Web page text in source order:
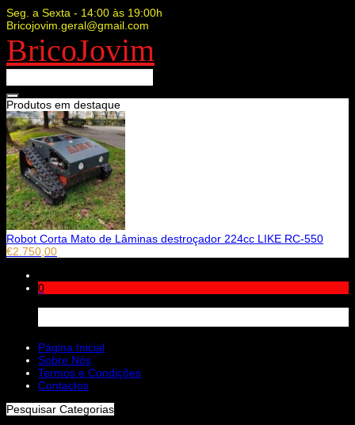
Seg. a Sexta - 14:00 às 19:00h
Bricojovim.geral@gmail.com
BricoJovim
Produtos em destaque
Robot Corta Mato de Lâminas destroçador 224cc LIKE RC-550
€2.750,00
0
Página Inicial
Sobre Nós
Termos e Condições
Contactos
Pesquisar Categorias